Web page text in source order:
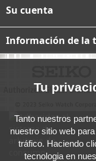
Su cuenta
Información de la
Tu
Tanto nuestros
nuestro sitio web
tráfico. Haciendo
tecnologia en